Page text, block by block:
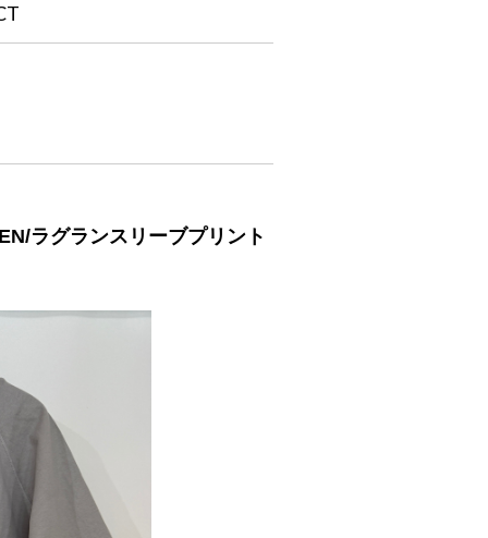
ラグランスリーブプリント